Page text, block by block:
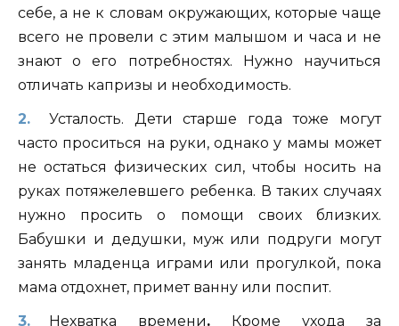
себе, а не к словам окружающих, которые чаще
всего не провели с этим малышом и часа и не
знают о его потребностях. Нужно научиться
отличать капризы и необходимость.
Усталость. Дети старше года тоже могут
часто проситься на руки, однако у мамы может
не остаться физических сил, чтобы носить на
руках потяжелевшего ребенка. В таких случаях
нужно просить о помощи своих близких.
Бабушки и дедушки, муж или подруги могут
занять младенца играми или прогулкой, пока
мама отдохнет, примет ванну или поспит.
Нехватка времени.Кроме ухода за